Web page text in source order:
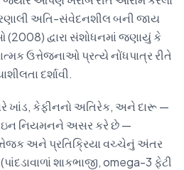
અતિ-સંવેદનશીલ બની જાય
દ્વારા સંશોધનમાં જણાયું કે
ઉત્તેજનાઓ પ્રત્યે નોંધપાત્ર રીતે
દર્શાવી.
ખાંડ, કેફીનનો અતિરેક, અને દારૂ —
નિયમનને અસર કરે છે —
અને પ્રતિક્રિયા વચ્ચેનું અંતર
શાકભાજી, omega-3 ફેટી